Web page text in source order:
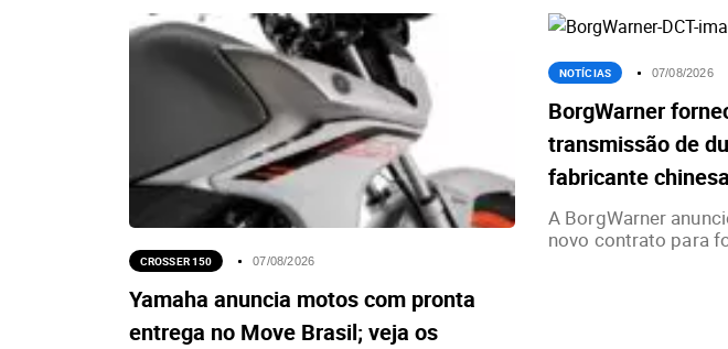
CROSSER 150 07/08/2026
Yamaha anuncia motos com pronta
entrega no Move Brasil; veja os
NOTÍCIAS 07/08/2026
BorgWarner
transmissão de
fabricante
A BorgWarner
novo contrato para